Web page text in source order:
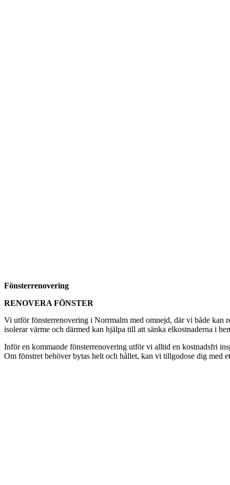
Fönsterrenovering
RENOVERA FÖNSTER
Vi utför fönsterrenovering i Norrmalm med omnejd, där vi både kan
isolerar värme och därmed kan hjälpa till att sänka elkostnaderna i
Inför en kommande fönsterrenovering utför vi alltid en kostnadsfri
Om fönstret behöver bytas helt och hållet, kan vi tillgodose dig med